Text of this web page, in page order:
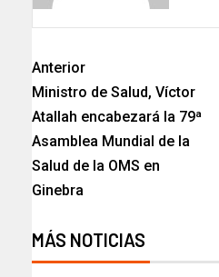
Anterior
Ministro de Salud, Víctor
Atallah encabezará la 79ª
Asamblea Mundial de la
Salud de la OMS en
Ginebra
MÁS NOTICIAS